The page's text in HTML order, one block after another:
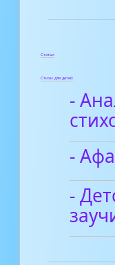
Статьи
Стихи для детей
-
-
-